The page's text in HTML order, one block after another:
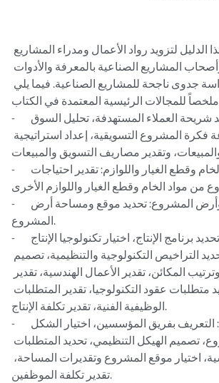
الدليل لتزويد رواد الأعمال ومدراء المشاريع
المشاريع الصناعية بالمعرفة والأدوات
جدوى ناجحة للمشاريع الصناعية. فيما يلي
ملخصاً للمجالات الرئيسية المعتمدة في الكتاب:
-	دراسة السوق: تحديد شريحة العملاء المستهدفة، تحليل السوق
فكرة المشروع التسويقية، إعداد استراتيجية
وتقدير مصاريف التسويق والمبيعات.
-	دراسة مواد الخام وقطع الغيار واللوازم: تقدير احتياجات
من مواد الخام وقطع الغيار واللوازم الأخرى.
-	دراسة موقع وأرض المشروع: تحديد موقع ومساحة أرض
المشروع.
-	الدراسة الفنية: تحديد برنامج الإنتاج، اختيار تكنولوجيا الإنتاج
التراخيص التكنولوجية والتنظيمية، تصميم
المكائن، تقدير الأعمال الهندسية، تقدير
متطلبات عقود التكنولوجيا، تقدير المتطلبات
الوظيفية الفنية، تقدير تكلفة الإنتاج.
-	الدراسة التنظيمية: التعريف بفريق المؤسسين، اختيار الشكل
تصميم الهيكل التنظيمي، تحديد المتطلبات
اختيار موقع المشروع وتقديرات المساحة،
تقدير تكلفة الموظفين.